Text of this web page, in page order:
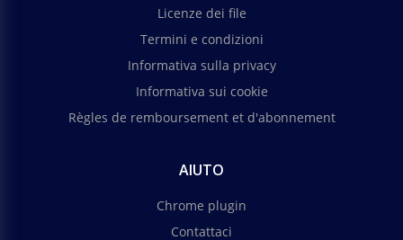
Licenze dei file
Termini e condizioni
Informativa sulla privacy
Informativa sui cookie
Règles de remboursement et d'abonnement
AIUTO
Chrome plugin
Contattaci